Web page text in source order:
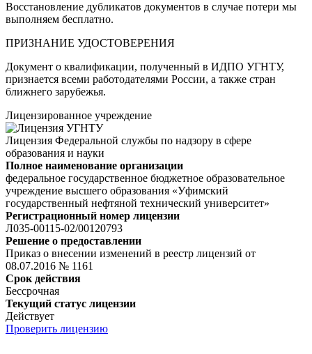
Восстановление дубликатов документов в случае потери мы
выполняем бесплатно.
ПРИЗНАНИЕ УДОСТОВЕРЕНИЯ
Документ о квалификации, полученный в ИДПО УГНТУ,
признается всеми работодателями России, а также стран
ближнего зарубежья.
Лицензированное учреждение
Лицензия Федеральной службы по надзору в сфере
образования и науки
Полное наименование организации
федеральное государственное бюджетное образовательное
учреждение высшего образования «Уфимский
государственный нефтяной технический университет»
Регистрационный номер лицензии
Л035-00115-02/00120793
Решение о предоставлении
Приказ о внесении изменений в реестр лицензий от
08.07.2016 № 1161
Срок действия
Бессрочная
Текущий статус лицензии
Действует
Проверить лицензию